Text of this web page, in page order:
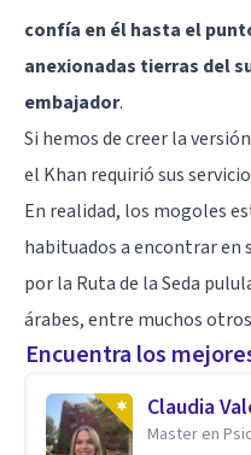
confía en él hasta el
anexionadas tierras del
embajador.
Si hemos de creer la
el Khan requirió sus
En realidad, los mogoles
habituados a encontrar en
por la Ruta de la Seda
árabes, entre muchos
Encuentra los
Claudia
Master en